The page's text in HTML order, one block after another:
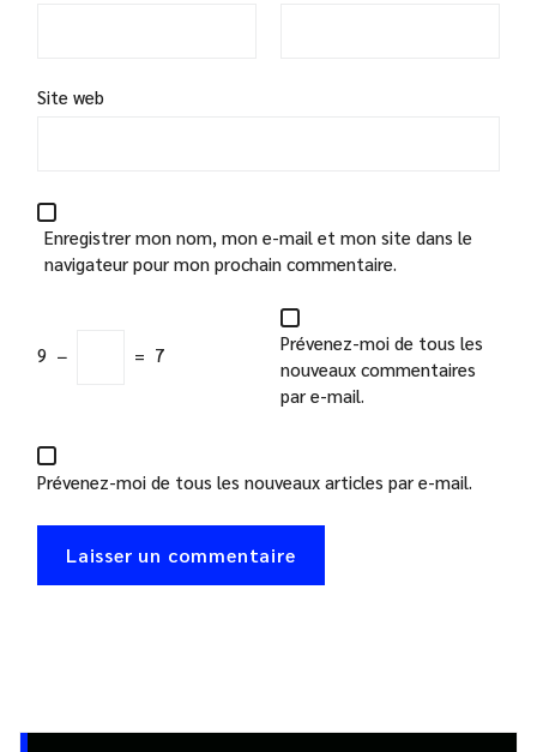
Site web
Enregistrer mon nom, mon e-mail et mon site dans le
navigateur pour mon prochain commentaire.
9 − = 7
Prévenez-moi de tous les
nouveaux commentaires
par e-mail.
Prévenez-moi de tous les nouveaux articles par e-mail.